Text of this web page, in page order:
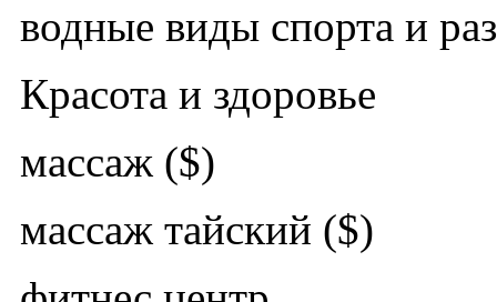
водные виды спорта и
Красота и здоровье
массаж ($)
массаж тайский ($)